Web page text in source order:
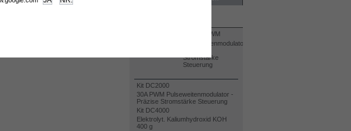
Kit DC2000
30A PWM Pulseweitenmodulator -
Präzise Stromstärke Steuerung
Kit DC4000
Elektrolyt. Kaliumhydroxid KOH
400 g